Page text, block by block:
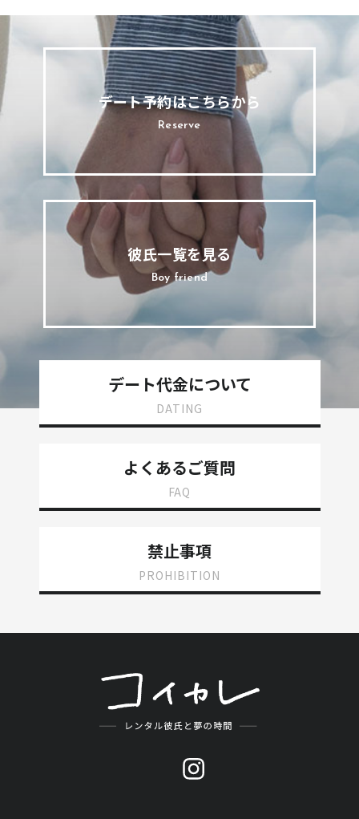
デート予約はこちらから
Reserve
彼氏一覧を見る
Boy friend
デート代金について
DATING
よくあるご質問
FAQ
禁止事項
PROHIBITION